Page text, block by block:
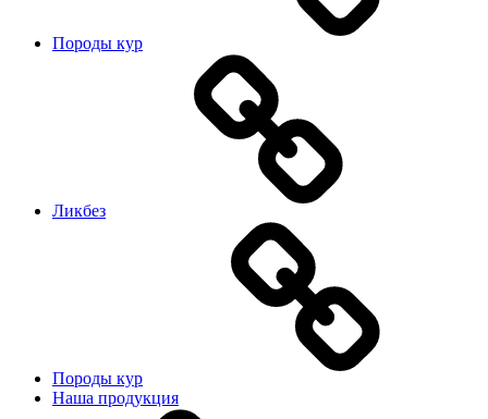
Породы кур
Ликбез
Породы кур
Наша продукция